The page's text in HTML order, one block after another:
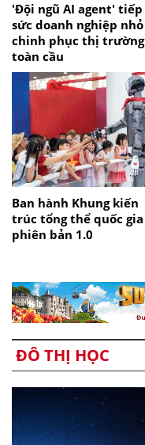
'Đội ngũ AI agent' tiếp
sức doanh nghiệp nhỏ
chinh phục thị trường
toàn cầu
Ban hành Khung kiến
trúc tổng thể quốc gia
phiên bản 1.0
ĐÔ THỊ HỌC